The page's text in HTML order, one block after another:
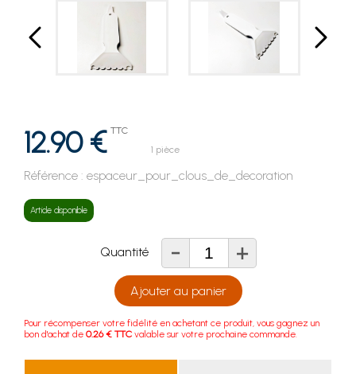
12.90 € TTC
1 pièce
Référence : espaceur_pour_clous_de_decoration
Article disponible
Quantité - +
Ajouter au panier
Pour récompenser votre fidélité en achetant ce produit, vous gagnez un
bon d'achat de 0.26 € TTC valable sur votre prochaine commande.